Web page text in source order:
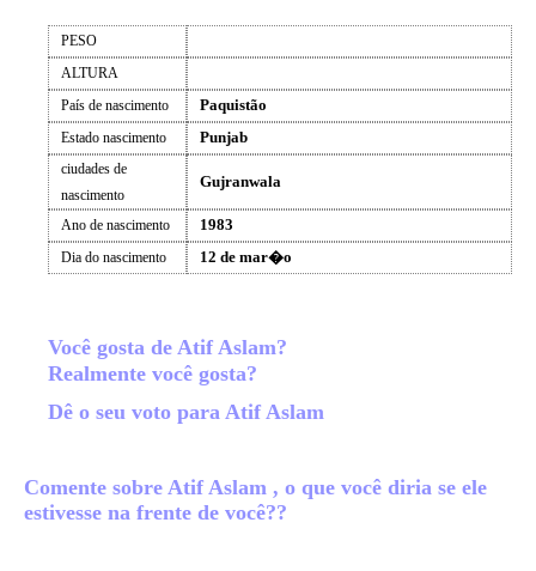
PESO
ALTURA
País de nascimento
Paquistão
Estado nascimento Punjab
ciudades de
nascimento
Gujranwala
Ano de nascimento 1983
Dia do nascimento 12 de mar�o
Você gosta de Atif Aslam?
Realmente você gosta?
Dê o seu voto para Atif Aslam
Comente sobre Atif Aslam , o que você diria se ele
estivesse na frente de você??